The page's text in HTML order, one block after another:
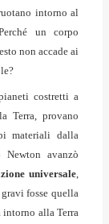
intorno al
un corpo
non accade ai
costretti a
Terra, provano
materiali dalla
avanzò
universale
fosse quella
intorno alla Terra